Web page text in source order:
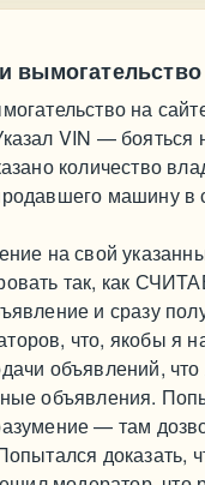
на
VIN — бояться
количество
машину в
на свой
так, как
и сразу
что, якобы я
объявлений,
объявления.
— там
доказать,